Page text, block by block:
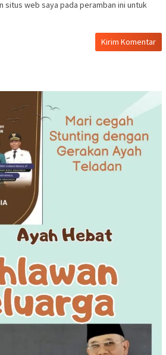
situs web saya pada peramban ini untuk